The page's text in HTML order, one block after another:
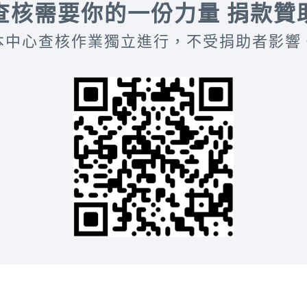
核需要你的一份力量 捐款贊
中心查核作業獨立進行，不受捐助者影響